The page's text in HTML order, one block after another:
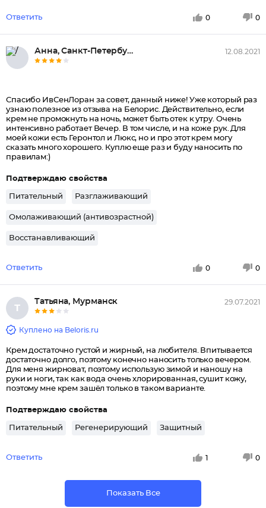
Ответить 0 0
Анна, Санкт-Петербург 12.08.2021
Спасибо ИвСенЛоран за совет, данный ниже! Уже который раз
узнаю полезное из отзыва на Белорис. Действительно, если
крем не промокнуть на ночь, может быть отек к утру. Очень
интенсивно работает Вечер. В том числе, и на коже рук. Для
моей кожи есть Геронтол и Люкс, но и про этот крем могу
сказать много хорошего. Куплю еще раз и буду наносить по
правилам:)
Подтверждаю свойства
Питательный Разглаживающий
Омолаживающий (антивозрастной)
Восстанавливающий
Ответить 0 0
Т
Татьяна, Мурманск 29.07.2021
Куплено на Beloris.ru
Крем достаточно густой и жирный, на любителя. Впитывается
достаточно долго, поэтому конечно наносить только вечером.
Для меня жирноват, поэтому использую зимой и наношу на
руки и ноги, так как вода очень хлорированная, сушит кожу,
поэтому мне крем зашёл только в таком варианте.
Подтверждаю свойства
Питательный Регенерирующий Защитный
Ответить 1 0
Показать Все